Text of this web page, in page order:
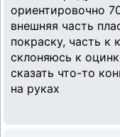
ориентировочно
внешняя часть
покраску, часть к
склоняюсь к
сказать что-то
на руках